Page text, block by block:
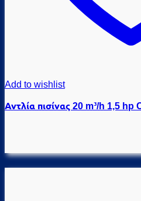
Add to wishlist
Αντλία πισίνας 20 m³/h 1,5